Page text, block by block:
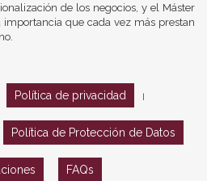
de los negocios, y el Máster
que cada vez más prestan
Política de privacidad
Política de Protección de Datos
FAQs